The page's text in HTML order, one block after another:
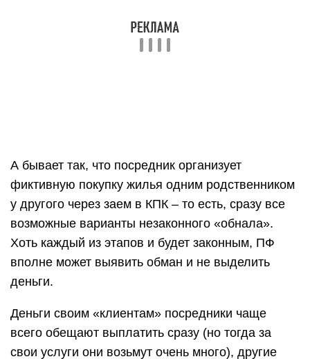
А бывает так, что посредник организует
фиктивную покупку жилья одним родственником
у другого через заем в КПК – то есть, сразу все
возможные варианты незаконного «обнала».
Хоть каждый из этапов и будет законным, ПФ
вполне может выявить обман и не выделить
деньги.
Деньги своим «клиентам» посредники чаще
всего обещают выплатить сразу (но тогда за
свои услуги они возьмут очень много), другие